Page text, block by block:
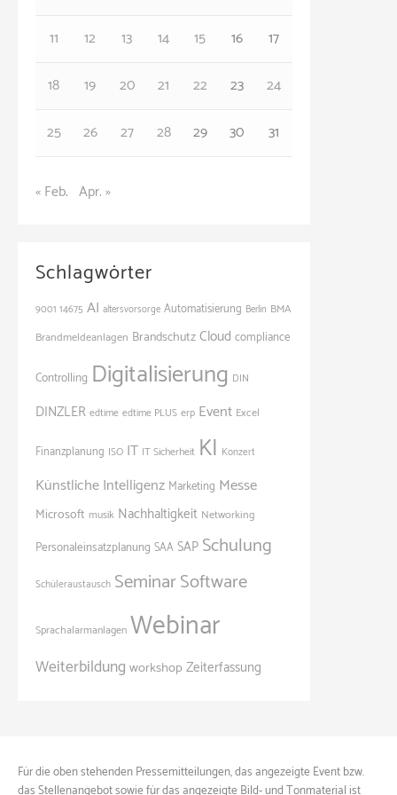
11
12 13 14 15 16
17
18
19 20 21 22 23
24
25
26 27 28 29 30 31
« Feb. Apr. »
Schlagwörter
9001 14675 AI altersvorsorge Automatisierung Berlin BMA
Brandmeldeanlagen BrandschutzCloud compliance
Controlling Digitalisierung DIN
DINZLER edtime edtime PLUS erp Event Excel
Finanzplanung ISO IT IT Sicherheit KI Konzert
Künstliche Intelligenz Marketing Messe
Microsoft musik Nachhaltigkeit Networking
Personaleinsatzplanung SAASAP Schulung
Schüleraustausch SeminarSoftware
Sprachalarmanlagen Webinar
Weiterbildung workshop Zeiterfassung
Für die oben stehenden Pressemitteilungen, das angezeigte Event bzw.
das Stellenangebot sowie für das angezeigte Bild- und Tonmaterial ist